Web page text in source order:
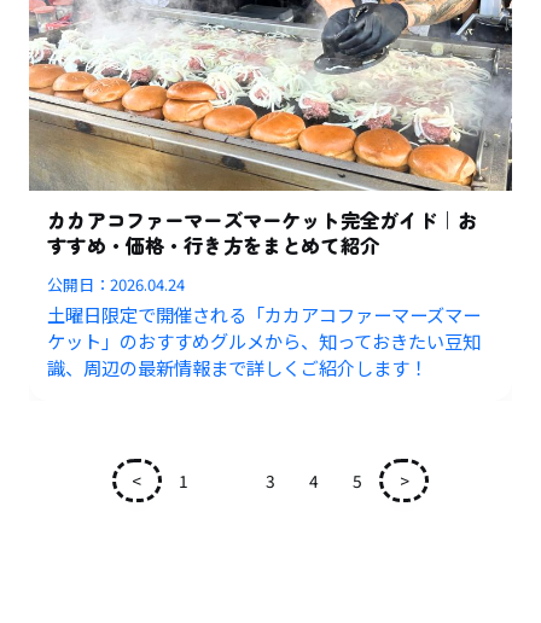
カカアコファーマーズマーケット完全ガイド｜お
すすめ・価格・行き方をまとめて紹介
公開日：2026.04.24
土曜日限定で開催される「カカアコファーマーズマー
ケット」のおすすめグルメから、知っておきたい豆知
識、周辺の最新情報まで詳しくご紹介します！
< 1 3 4 5 >